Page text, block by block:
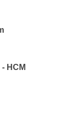
HCM